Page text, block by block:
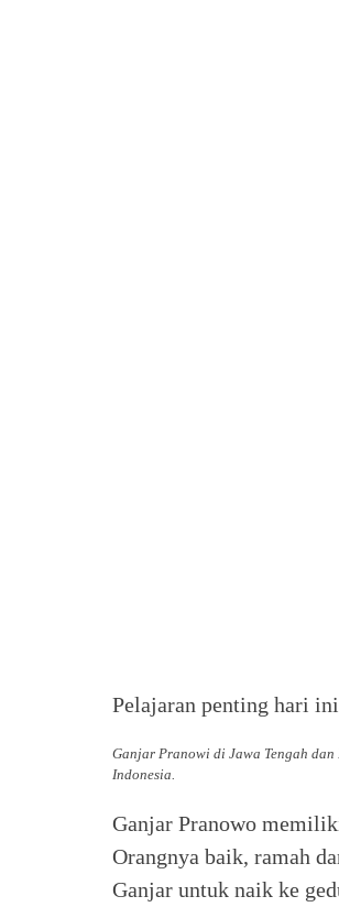
Pelajaran penting hari
Ganjar Pranowi di Jawa Tengah
Indonesia.
Ganjar Pranowo
Orangnya baik, ramah
Ganjar untuk naik ke